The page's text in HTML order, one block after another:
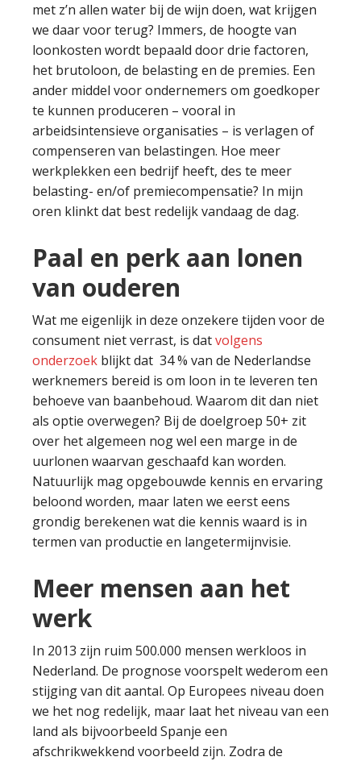
met z’n allen water bij de wijn doen, wat krijgen
we daar voor terug? Immers, de hoogte van
loonkosten wordt bepaald door drie factoren,
het brutoloon, de belasting en de premies. Een
ander middel voor ondernemers om goedkoper
te kunnen produceren – vooral in
arbeidsintensieve organisaties – is verlagen of
compenseren van belastingen. Hoe meer
werkplekken een bedrijf heeft, des te meer
belasting- en/of premiecompensatie? In mijn
oren klinkt dat best redelijk vandaag de dag.
Paal en perk aan lonen
van ouderen
Wat me eigenlijk in deze onzekere tijden voor de
consument niet verrast, is datvolgens
onderzoek blijkt dat 34 % van de Nederlandse
werknemers bereid is om loon in te leveren ten
behoeve van baanbehoud. Waarom dit dan niet
als optie overwegen? Bij de doelgroep 50+ zit
over het algemeen nog wel een marge in de
uurlonen waarvan geschaafd kan worden.
Natuurlijk mag opgebouwde kennis en ervaring
beloond worden, maar laten we eerst eens
grondig berekenen wat die kennis waard is in
termen van productie en langetermijnvisie.
Meer mensen aan het
werk
In 2013 zijn ruim 500.000 mensen werkloos in
Nederland. De prognose voorspelt wederom een
stijging van dit aantal. Op Europees niveau doen
we het nog redelijk, maar laat het niveau van een
land als bijvoorbeeld Spanje een
afschrikwekkend voorbeeld zijn. Zodra de